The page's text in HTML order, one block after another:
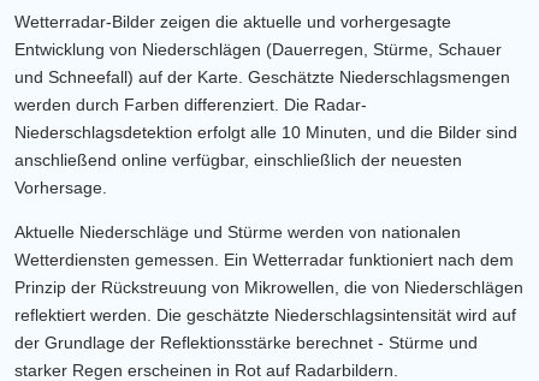
Wetterradar-Bilder zeigen die aktuelle und vorhergesagte
Entwicklung von Niederschlägen (Dauerregen, Stürme, Schauer
und Schneefall) auf der Karte. Geschätzte Niederschlagsmengen
werden durch Farben differenziert. Die Radar-
Niederschlagsdetektion erfolgt alle 10 Minuten, und die Bilder sind
anschließend online verfügbar, einschließlich der neuesten
Vorhersage.
Aktuelle Niederschläge und Stürme werden von nationalen
Wetterdiensten gemessen. Ein Wetterradar funktioniert nach dem
Prinzip der Rückstreuung von Mikrowellen, die von Niederschlägen
reflektiert werden. Die geschätzte Niederschlagsintensität wird auf
der Grundlage der Reflektionsstärke berechnet - Stürme und
starker Regen erscheinen in Rot auf Radarbildern.